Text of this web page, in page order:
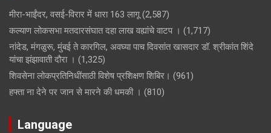
मीरा-भाईंदर, वसई-विरार में धारा 163 लागू (2,587)
कल्याण लोकसभा मतदारसंघात दहा लाख वह्यांचे वाटप । (1,717)
नांदेड, मंगळुरू, मुंबई ते कारगिल, अवघ्या पाच दिवसांत खासदार डॉ. श्रीकांत शिंदे
यांचा झंझावाती दौरा । (1,325)
शिवसेना लोकप्रतिनिधींसाठी विशेष प्रशिक्षण शिबिर। (961)
हफ्ता ना देने पर जान से मारने की धमकी । (810)
Language